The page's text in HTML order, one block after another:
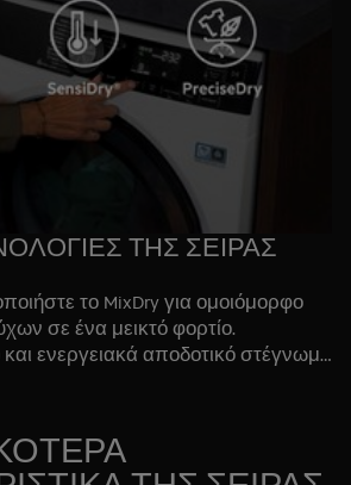
ΤΗΣ ΣΕΙΡΑΣ
το MixDry για ομοιόμορφο
σε ένα μεικτό φορτίο.
και ενεργειακά αποδοτικό στέγνωμα